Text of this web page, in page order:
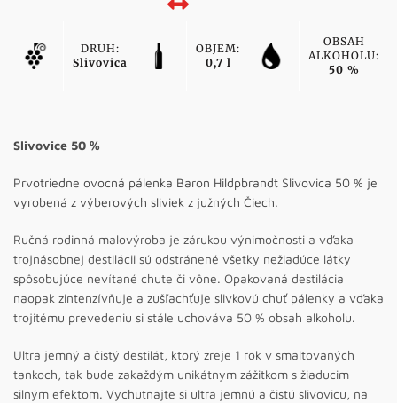
DRUH:
Slivovica
OBJEM:
0,7 l
OBSAH
ALKOHOLU:
50 %
Slivovice 50 %
Prvotriedne ovocná pálenka Baron Hildpbrandt Slivovica 50 % je
vyrobená z výberových sliviek z južných Čiech.
Ručná rodinná malovýroba je zárukou výnimočnosti a vďaka
trojnásobnej destilácii sú odstránené všetky nežiadúce látky
spôsobujúce nevítané chute či vône. Opakovaná destilácia
naopak zintenzívňuje a zušľachťuje slivkovú chuť pálenky a vďaka
trojitému prevedeniu si stále uchováva 50 % obsah alkoholu.
Ultra jemný a čistý destilát, ktorý zreje 1 rok v smaltovaných
tankoch, tak bude zakaždým unikátnym zážitkom s žiaducim
silným efektom. Vychutnajte si ultra jemnú a čistú slivovicu, na